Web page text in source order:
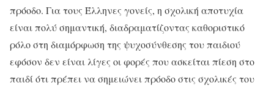
πρόοδο. Για τους Έλληνες γονείς, η σχολική αποτυχία
είναι πολύ σημαντική, διαδραματίζοντας καθοριστικό
ρόλο στη διαμόρφωση της ψυχοσύνθεσης του παιδιού
εφόσον δεν είναι λίγες οι φορές που ασκείται πίεση στο
παιδί ότι πρέπει να σημειώνει πρόοδο στις σχολικές του